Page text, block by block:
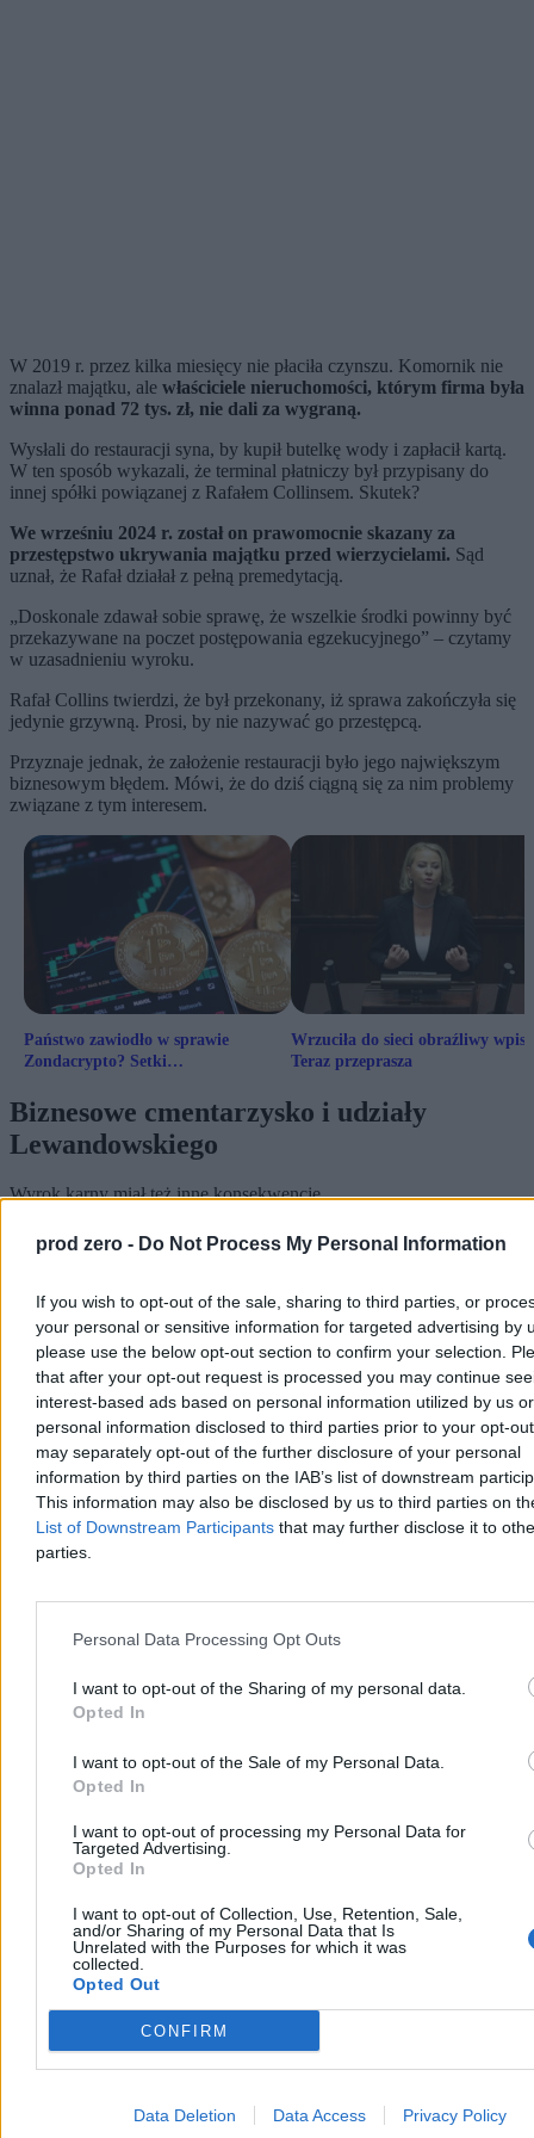
prod zero - Do Not Process My Personal Information
If you wish to opt-out of the sale, sharing to third parties, or
your personal or sensitive information for targeted advertising by
please use the below opt-out section to confirm your selection.
that after your opt-out request is processed you may continue
interest-based ads based on personal information utilized by us or
personal information disclosed to third parties prior to your opt-
may separately opt-out of the further disclosure of your personal
information by third parties on the IAB’s list of downstream
This information may also be disclosed by us to third parties on
List of Downstream Participants that may further disclose it to
parties.
Personal Data Processing Opt Outs
I want to opt-out of the Sharing of my personal data.
Opted In
I want to opt-out of the Sale of my Personal Data.
Opted In
I want to opt-out of processing my Personal Data for
Targeted Advertising.
Opted In
I want to opt-out of Collection, Use, Retention, Sale,
and/or Sharing of my Personal Data that Is
Unrelated with the Purposes for which it was
collected.
Opted Out
CONFIRM
Data Deletion Data Access Privacy Policy
W 2019 r. przez kilka miesięcy nie płaciła czynszu. Komornik nie
znalazł majątku, ale właściciele nieruchomości, którym firma była
winna ponad 72 tys. zł, nie dali za wygraną.
Wysłali do restauracji syna, by kupił butelkę wody i zapłacił kartą.
W ten sposób wykazali, że terminal płatniczy był przypisany do
innej spółki powiązanej z Rafałem Collinsem. Skutek?
We wrześniu 2024 r. został on prawomocnie skazany za
przestępstwo ukrywania majątku przed wierzycielami. Sąd
uznał, że Rafał działał z pełną premedytacją.
„Doskonale zdawał sobie sprawę, że wszelkie środki powinny być
przekazywane na poczet postępowania egzekucyjnego” – czytamy
w uzasadnieniu wyroku.
Rafał Collins twierdzi, że był przekonany, iż sprawa zakończyła się
jedynie grzywną. Prosi, by nie nazywać go przestępcą.
Przyznaje jednak, że założenie restauracji było jego największym
biznesowym błędem. Mówi, że do dziś ciągną się za nim problemy
związane z tym interesem.
Państwo zawiodło w sprawie
Zondacrypto? Setki
fortunę
Wrzuciła do sieci obraźliwy wpis.
Teraz przeprasza
Biznesowe cmentarzysko i udziały
Lewandowskiego
Wyrok karny miał też inne konsekwencje.
Reklama
Reklama
Dotyczyło to m.in. spółki Proinvestment Group, którą Collins
piłkarskiej nigdy nie ruszył. Na początku ubiegłego roku (czyli już
po prawomocnym wyroku) Lewandowski podobno sprzedał
FC Barcelony nadal widnieje jako wspólnik.
kilku innych spółkach.Chodzi o postępowanie dotyczące ponad
225 tys. zł długu. Nie znamy szczegółów tej sprawy.
sprawozdań finansowych oraz skuteczne i nieskuteczne egzekucje
komornicze na rzecz skarbówki. Łącznie mówimy o setkach tysięcy
złotych zaległości.W skrócie: państwowe instytucje miały przy
tych biznesach masę pracy i niewiele korzyści.
Rafał Collins przyznaje, że miał propozycję przepisania jednej ze
spółek na inną osobę, by „uniknąć problemów”. Po wykreśleniu go
z rejestru długi spadły na Grzegorza Collinsa. Bracia twierdzą, że